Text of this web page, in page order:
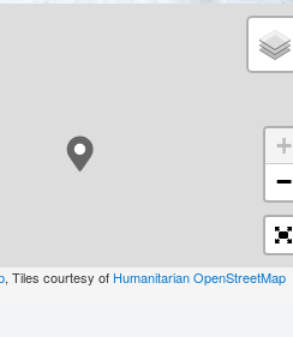
+
−
, Tiles courtesy of Humanitarian OpenStreetMap